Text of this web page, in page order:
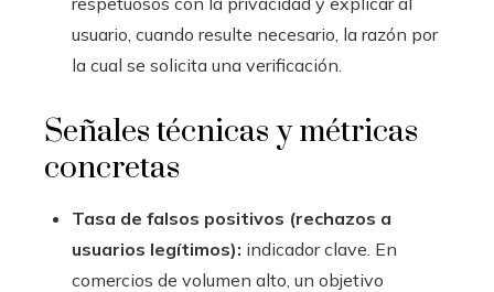
usuario, cuando resulte necesario, la razón por
la cual se solicita una verificación.
Señales técnicas y métricas
concretas
Tasa de falsos positivos (rechazos a
usuarios legítimos): indicador clave. En
comercios de volumen alto, un objetivo